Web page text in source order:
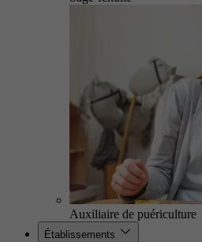
Auxiliaire de puériculture
Établissements